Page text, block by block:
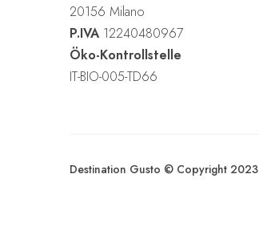
20156 Milano
P.IVA12240480967
Öko-Kontrollstelle
IT-BIO-005-TD66
Destination Gusto © Copyright 2023